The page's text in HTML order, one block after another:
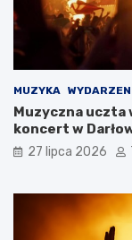
MUZYKA
Muzyczna uczta
koncert w
27 lipca 2026